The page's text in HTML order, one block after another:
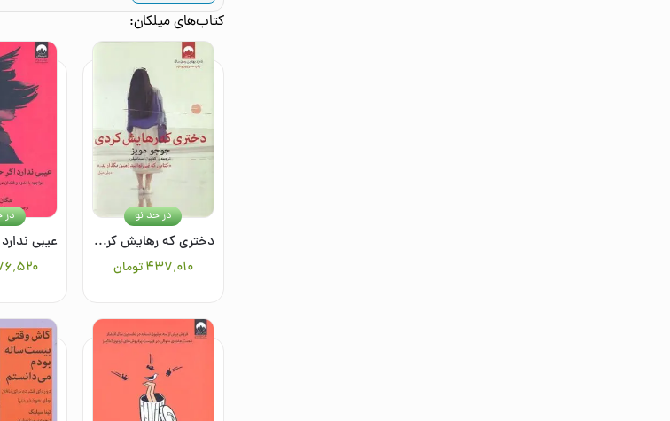
کتاب‌هایمیلکان:
دختری که رهایش کردی
۴۳۷٬۰۱۰ تومان
در حد نو در